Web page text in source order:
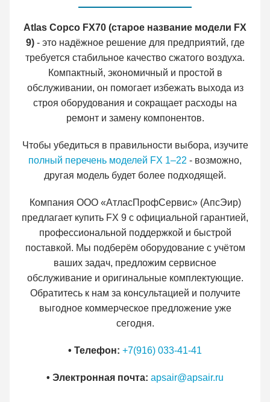
Atlas Copco FX70 (старое название модели FX
9) - это надёжное решение для предприятий, где
требуется стабильное качество сжатого воздуха.
Компактный, экономичный и простой в
обслуживании, он помогает избежать выхода из
строя оборудования и сокращает расходы на
ремонт и замену компонентов.
Чтобы убедиться в правильности выбора, изучите
полный перечень моделей FX 1–22 - возможно,
другая модель будет более подходящей.
Компания ООО «АтласПрофСервис» (АпсЭир)
предлагает купить FX 9 с официальной гарантией,
профессиональной поддержкой и быстрой
поставкой. Мы подберём оборудование с учётом
ваших задач, предложим сервисное
обслуживание и оригинальные комплектующие.
Обратитесь к нам за консультацией и получите
выгодное коммерческое предложение уже
сегодня.
• Телефон: +7(916) 033-41-41
• Электронная почта: apsair@apsair.ru